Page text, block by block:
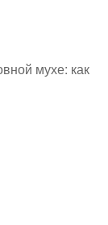
мухе: как